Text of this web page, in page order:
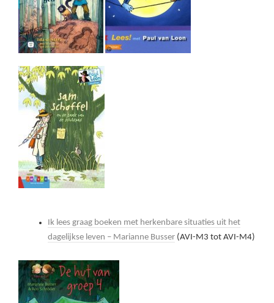
Ik lees graag boeken met herkenbare situaties uit het
dagelijkse leven – Marianne Busser (AVI-M3 tot AVI-M4)